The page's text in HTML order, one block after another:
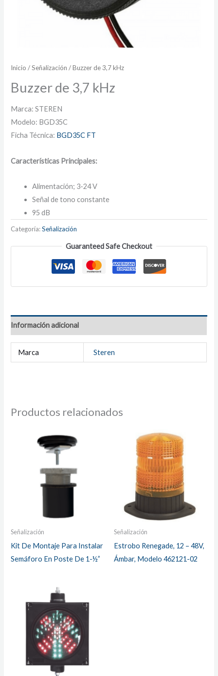
Inicio /Señalización / Buzzer de 3,7 kHz
Buzzer de 3,7 kHz
Marca: STEREN
Modelo: ‎BGD35C
Ficha Técnica: BGD35C FT
Características Principales:
Alimentación; 3-24 V
Señal de tono constante
95 dB
Categoría:Señalización
Guaranteed Safe Checkout
Información adicional
Marca Steren
Productos relacionados
Señalización
Kit De Montaje Para Instalar
Semáforo En Poste De 1-½”
Señalización
Estrobo Renegade, 12 – 48V,
Ámbar, Modelo 462121-02